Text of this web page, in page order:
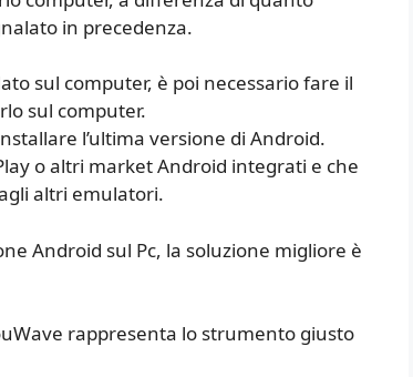
in precedenza.
sul computer, è poi necessario fare il
sul computer.
l’ultima versione di Android.
o altri market Android integrati e che
altri emulatori.
Android sul Pc, la soluzione migliore è
rappresenta lo strumento giusto